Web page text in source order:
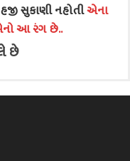
સુકાણી નહોતીએના
આ રંગ છે..
છે